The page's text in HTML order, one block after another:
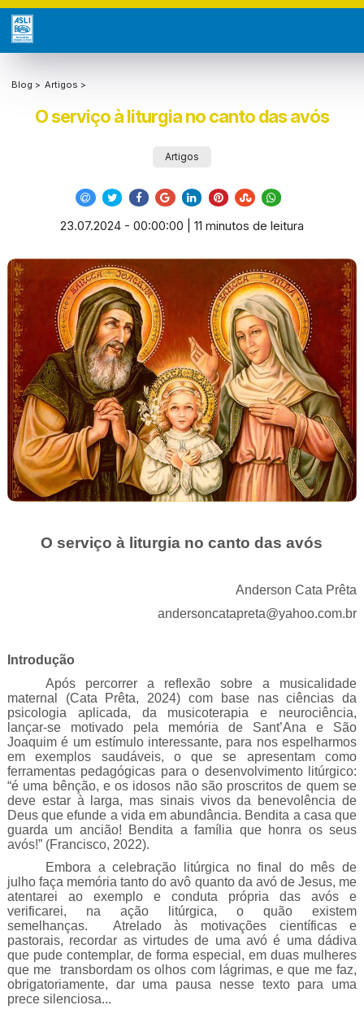
Blog > Artigos >
O serviço à liturgia no canto das avós
Artigos
23.07.2024 - 00:00:00 | 11 minutos de leitura
O serviço à liturgia no canto das avós
Anderson Cata Prêta
andersoncatapreta@yahoo.com.br
Introdução
Após percorrer a reflexão sobre a musicalidade
maternal (Cata Prêta, 2024) com base nas ciências da
psicologia aplicada, da musicoterapia e neurociência,
lançar-se motivado pela memória de Sant’Ana e São
Joaquim é um estímulo interessante, para nos espelharmos
em exemplos saudáveis, o que se apresentam como
ferramentas pedagógicas para o desenvolvimento litúrgico:
“é uma bênção, e os idosos não são proscritos de quem se
deve estar à larga, mas sinais vivos da benevolência de
Deus que efunde a vida em abundância. Bendita a casa que
guarda um ancião! Bendita a família que honra os seus
avós!” (Francisco, 2022).
Embora a celebração litúrgica no final do mês de
julho faça memória tanto do avô quanto da avó de Jesus, me
atentarei ao exemplo e conduta própria das avós e
verificarei, na ação litúrgica, o quão existem
semelhanças. Atrelado às motivações científicas e
pastorais, recordar as virtudes de uma avó é uma dádiva
que pude contemplar, de forma especial, em duas mulheres
que me transbordam os olhos com lágrimas, e que me faz,
obrigatoriamente, dar uma pausa nesse texto para uma
prece silenciosa...